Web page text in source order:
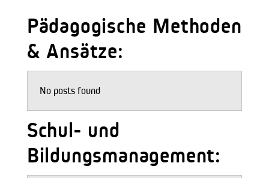
Pädagogische Methoden
& Ansätze:
No posts found
Schul- und
Bildungsmanagement: